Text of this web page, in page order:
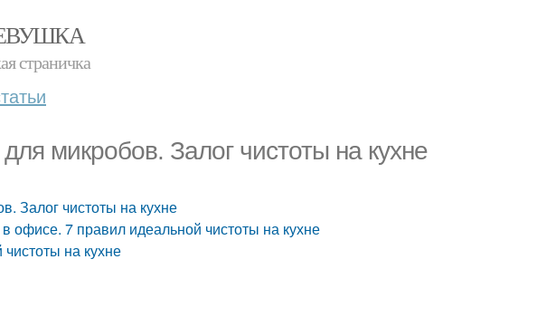
страничка
микробов. Залог чистоты на кухне
Залог чистоты на кухне
офисе. 7 правил идеальной чистоты на кухне
на кухне